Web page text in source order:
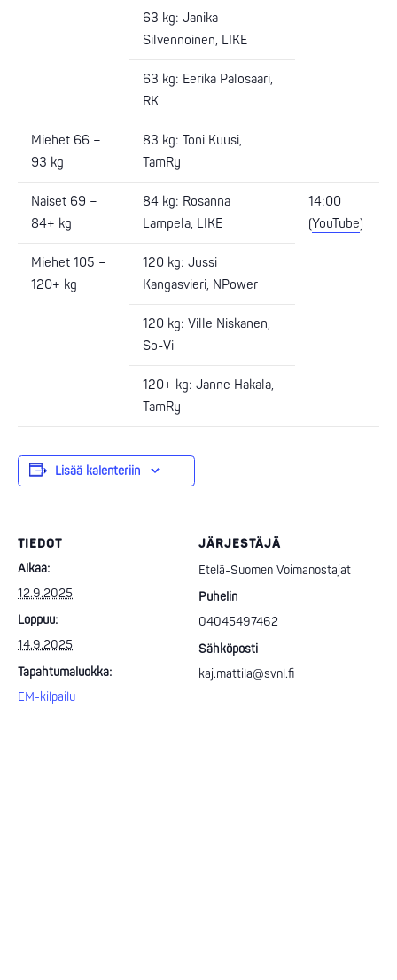
63 kg: Janika
Silvennoinen, LIKE
63 kg: Eerika Palosaari,
RK
Miehet 66 –
93 kg
83 kg: Toni Kuusi,
TamRy
Naiset 69 –
84+ kg
84 kg: Rosanna
Lampela, LIKE
14:00
(YouTube)
Miehet 105 –
120+ kg
120 kg: Jussi
Kangasvieri, NPower
120 kg: Ville Niskanen,
So-Vi
120+ kg: Janne Hakala,
TamRy
Lisää kalenteriin
TIEDOT
Alkaa:
12.9.2025
Loppuu:
14.9.2025
Tapahtumaluokka:
EM-kilpailu
JÄRJESTÄJÄ
Etelä-Suomen Voimanostajat
Puhelin
04045497462
Sähköposti
kaj.mattila@svnl.fi